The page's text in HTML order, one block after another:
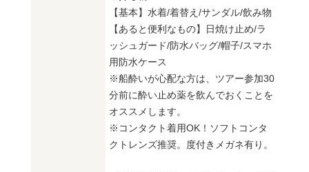
【基本】水着/着替え/サンダル/飲み物
【あると便利なもの】日焼け止め/ラ
ッシュガード/防水バッグ/帽子/スマホ
用防水ケース
※船酔いが心配な方は、ツアー参加30
分前に酔い止め薬を飲んでおくことを
オススメします。
※コンタクト着用OK！ソフトコンタ
クトレンズ推奨。度付きメガネ有り。